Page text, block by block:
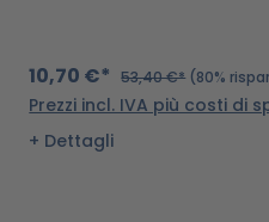
10,70 €* 53,40 €* (80%
Prezzi incl. IVA più costi di
Dettagli